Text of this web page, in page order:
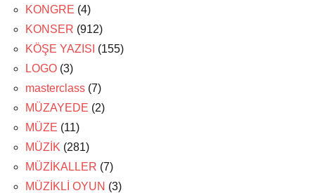
KONGRE (4)
KONSER (912)
KÖŞE YAZISI (155)
LOGO (3)
masterclass (7)
MÜZAYEDE (2)
MÜZE (11)
MÜZİK (281)
MÜZİKALLER (7)
MÜZİKLİ OYUN (3)